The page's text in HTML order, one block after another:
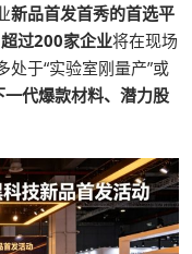
新品首发首秀的首选平
超过200家企业将在现场
于“实验室刚量产”或
代爆款材料、潜力股